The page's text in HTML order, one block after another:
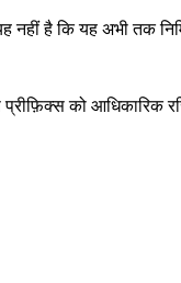
है कि यह अभी तक
को आधिकारिक